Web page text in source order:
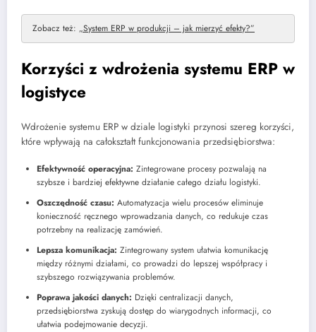
Zobacz też: „System ERP w produkcji – jak mierzyć efekty?”
Korzyści z wdrożenia systemu ERP w
logistyce
Wdrożenie systemu ERP w dziale logistyki przynosi szereg korzyści,
które wpływają na całokształt funkcjonowania przedsiębiorstwa:
Efektywność operacyjna: Zintegrowane procesy pozwalają na
szybsze i bardziej efektywne działanie całego działu logistyki.
Oszczędność czasu: Automatyzacja wielu procesów eliminuje
konieczność ręcznego wprowadzania danych, co redukuje czas
potrzebny na realizację zamówień.
Lepsza komunikacja: Zintegrowany system ułatwia komunikację
między różnymi działami, co prowadzi do lepszej współpracy i
szybszego rozwiązywania problemów.
Poprawa jakości danych: Dzięki centralizacji danych,
przedsiębiorstwa zyskują dostęp do wiarygodnych informacji, co
ułatwia podejmowanie decyzji.